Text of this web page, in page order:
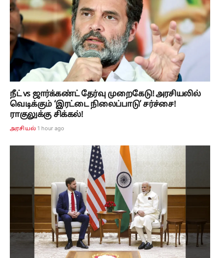
நீட் vs ஜார்க்கண்ட் தேர்வு முறைகேடு! அரசியலில்
வெடிக்கும் ‘இரட்டை நிலைப்பாடு’ சர்ச்சை!
ராகுலுக்கு சிக்கல்!
அரசியல் 1 hour ago